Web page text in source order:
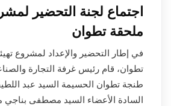
اجتماع لجنة التحضير
ملحقة تطوان
في إطار التحضير والإعداد لمشروع
تطوان، قام رئيس غرفة التجارة
طنجة تطوان الحسيمة السيد عبد
السادة الأعضاء السيد مصطفى بناجي